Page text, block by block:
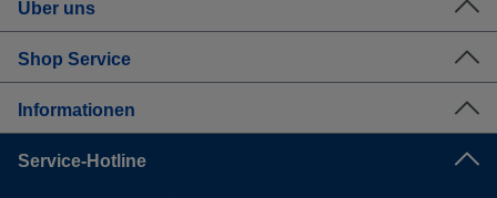
Über uns
Shop Service
Informationen
Service-Hotline